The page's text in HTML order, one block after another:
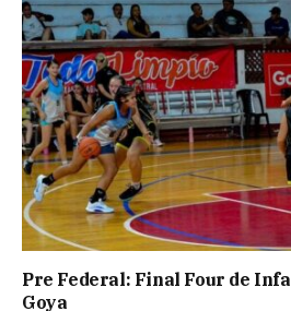
Pre Federal: Final Four de
Goya